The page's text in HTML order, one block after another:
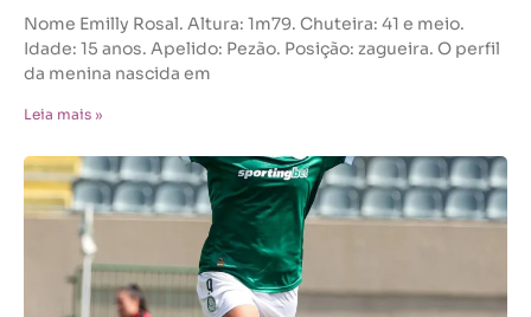
Nome Emilly Rosal. Altura: 1m79. Chuteira: 41 e meio.
Idade: 15 anos. Apelido: Pezão. Posição: zagueira. O perfil
da menina nascida em
Leia mais »